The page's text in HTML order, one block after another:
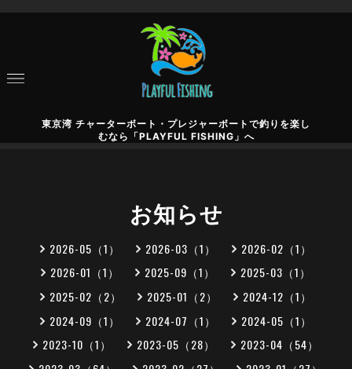
東京湾 チャーターボート・プレジャーボートで釣りを楽し
むなら「PLAYFUL FISHING」へ
お知らせ
2026-05（1） 2026-03（1）
2026-02（1）
2026-01（1）
2025-09（1）
2025-03（1）
2025-02（2）
2025-01（2）
2024-12（1）
2024-09（1）
2024-07（1）
2024-05（1）
2023-10（1）
2023-05（28）
2023-04（54）